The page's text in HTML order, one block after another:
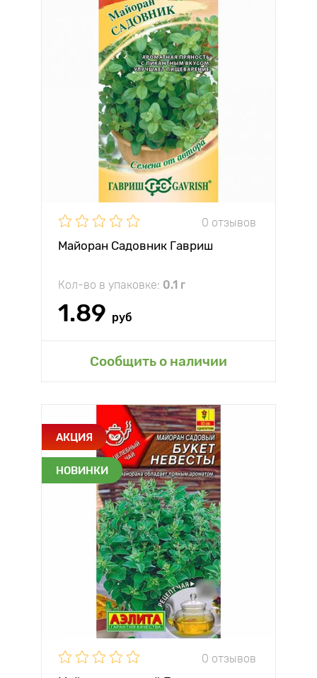
0 отзывов
Майоран Садовник Гавриш
Кол-во в упаковке: 0.1 г
1.89 руб
Сообщить о наличии
АКЦИЯ
НОВИНКИ
0 отзывов